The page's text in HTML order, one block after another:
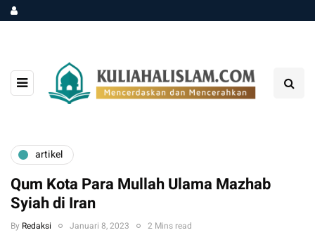
artikel
Qum Kota Para Mullah Ulama Mazhab
Syiah di Iran
By Redaksi Januari 8, 2023 2 Mins read